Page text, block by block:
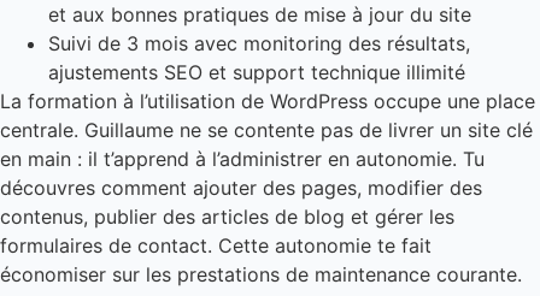
et aux bonnes pratiques de mise à jour du site
Suivi de 3 mois avec monitoring des résultats,
ajustements SEO et support technique illimité
La formation à l’utilisation de WordPress occupe une place
centrale. Guillaume ne se contente pas de livrer un site clé
en main : il t’apprend à l’administrer en autonomie. Tu
découvres comment ajouter des pages, modifier des
contenus, publier des articles de blog et gérer les
formulaires de contact. Cette autonomie te fait
économiser sur les prestations de maintenance courante.